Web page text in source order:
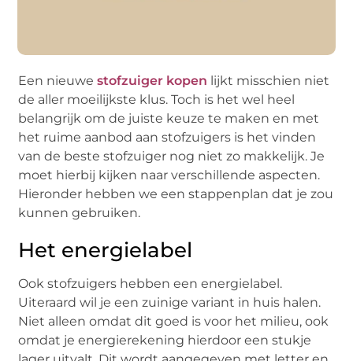
Een nieuwestofzuiger kopen lijkt misschien niet
de aller moeilijkste klus. Toch is het wel heel
belangrijk om de juiste keuze te maken en met
het ruime aanbod aan stofzuigers is het vinden
van de beste stofzuiger nog niet zo makkelijk. Je
moet hierbij kijken naar verschillende aspecten.
Hieronder hebben we een stappenplan dat je zou
kunnen gebruiken.
Het energielabel
Ook stofzuigers hebben een energielabel.
Uiteraard wil je een zuinige variant in huis halen.
Niet alleen omdat dit goed is voor het milieu, ook
omdat je energierekening hierdoor een stukje